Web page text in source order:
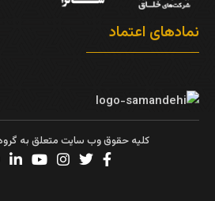
نمادهای اعتماد
کلیه حقوق وب سایت متعلق به گروه